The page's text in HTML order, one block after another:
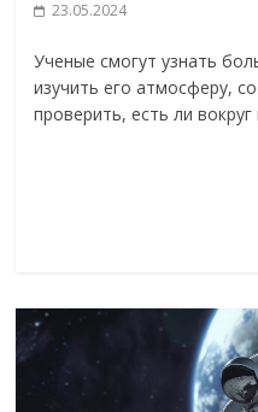
23.05.2024
Ученые смогут узнать
изучить его атмосферу,
проверить, есть ли